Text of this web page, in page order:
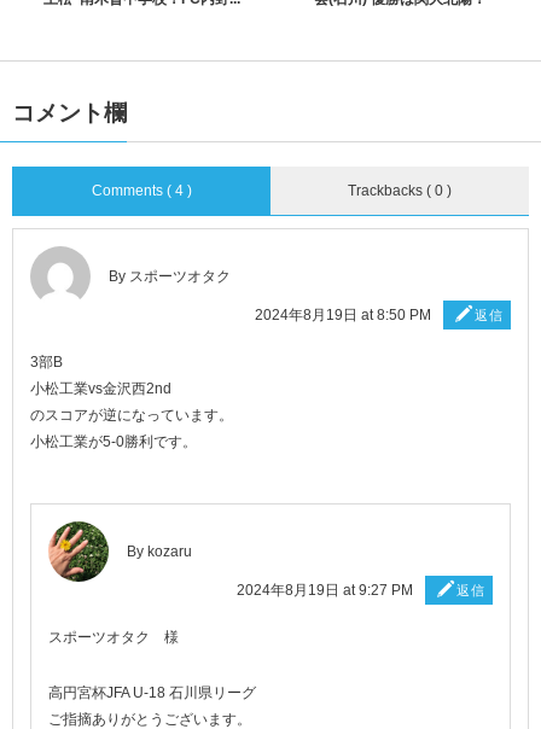
コメント欄
Comments ( 4 ) Trackbacks ( 0 )
By スポーツオタク
2024年8月19日 at 8:50 PM 返信
3部B
小松工業vs金沢西2nd
のスコアが逆になっています。
小松工業が5-0勝利です。
By kozaru
2024年8月19日 at 9:27 PM 返信
スポーツオタク 様
高円宮杯JFA U-18 石川県リーグ
ご指摘ありがとうございます。